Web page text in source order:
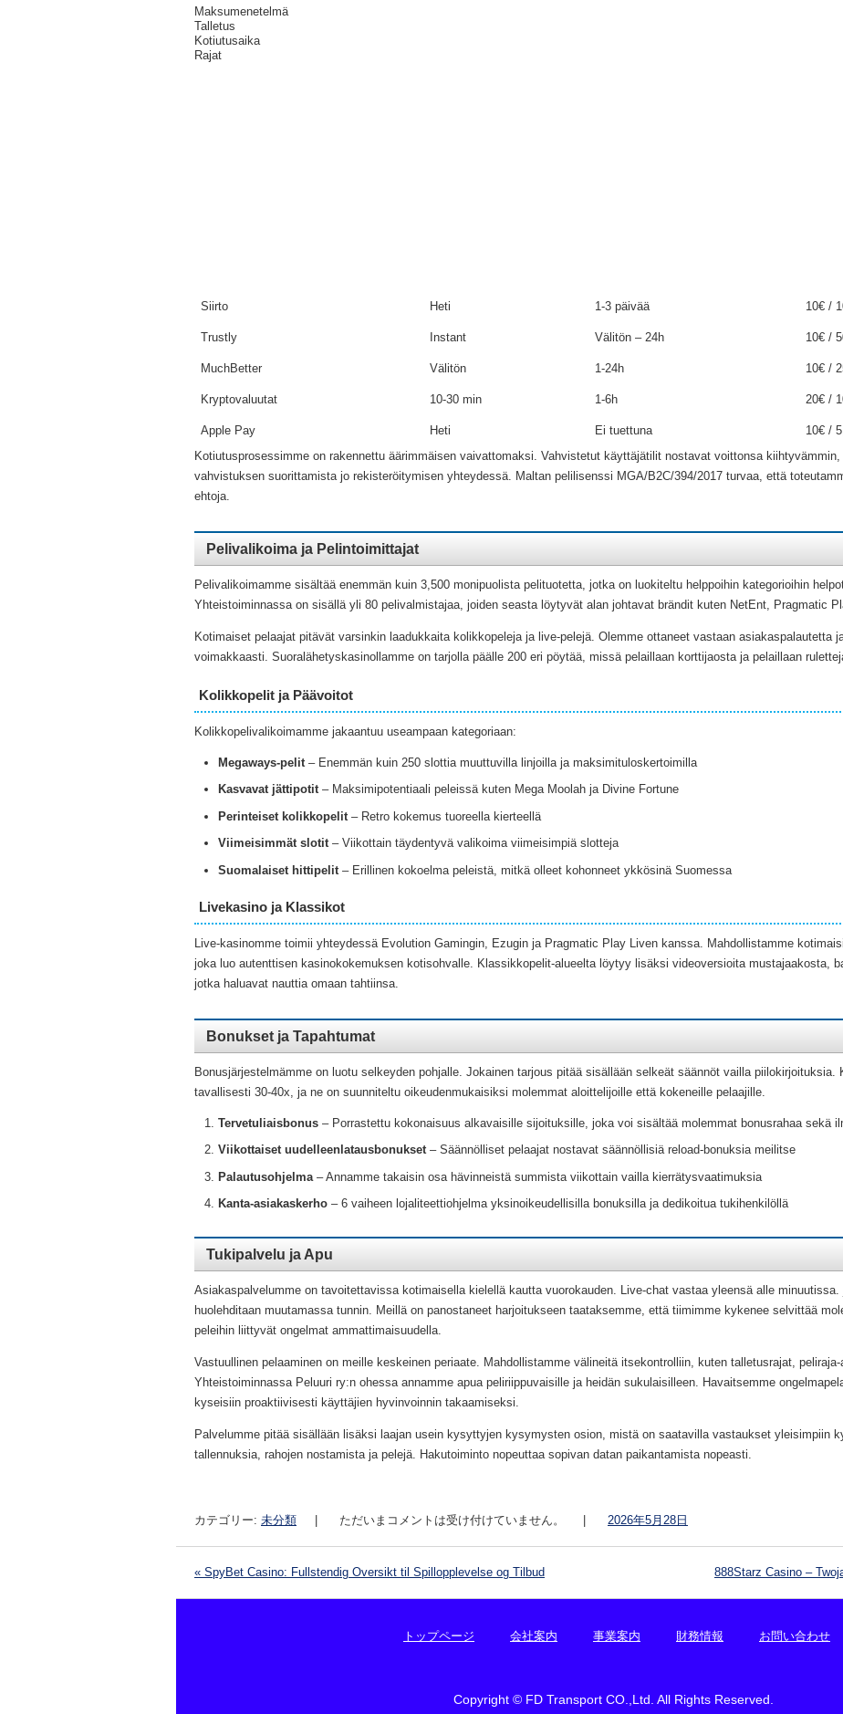
Maksumenetelmä
Talletus
Kotiutusaika
Rajat
Siirto Heti 1-3 päivää 10€ /
Trustly Instant Välitön – 24h 10€ /
MuchBetter Välitön 1-24h 10€ /
Kryptovaluutat 10-30 min 1-6h 20€ /
Apple Pay Heti Ei tuettuna
10€ /
Kotiutusprosessimme on rakennettu äärimmäisen vaivattomaksi. Vahvistetut käyttäjätilit nostavat voittonsa
vahvistuksen suorittamista jo rekisteröitymisen yhteydessä. Maltan pelilisenssi MGA/B2C/394/2017 turvaa, että
ehtoja.
Pelivalikoima ja Pelintoimittajat
Pelivalikoimamme sisältää enemmän kuin 3,500 monipuolista pelituotetta, jotka on luokiteltu helppoihin kategorioihin
Yhteistoiminnassa on sisällä yli 80 pelivalmistajaa, joiden seasta löytyvät alan johtavat brändit kuten NetEnt, Pragmatic
Kotimaiset pelaajat pitävät varsinkin laadukkaita kolikkopeleja ja live-pelejä. Olemme ottaneet vastaan asiakaspalautetta
voimakkaasti. Suoralähetyskasinollamme on tarjolla päälle 200 eri pöytää, missä pelaillaan korttijaosta ja pelaillaan
Kolikkopelit ja Päävoitot
Kolikkopelivalikoimamme jakaantuu useampaan kategoriaan:
Megaways-pelit – Enemmän kuin 250 slottia muuttuvilla linjoilla ja maksimituloskertoimilla
Kasvavat jättipotit– Maksimipotentiaali peleissä kuten Mega Moolah ja Divine Fortune
Perinteiset kolikkopelit – Retro kokemus tuoreella kierteellä
Viimeisimmät slotit– Viikottain täydentyvä valikoima viimeisimpiä slotteja
Suomalaiset hittipelit – Erillinen kokoelma peleistä, mitkä olleet kohonneet ykkösinä Suomessa
Livekasino ja Klassikot
Live-kasinomme toimii yhteydessä Evolution Gamingin, Ezugin ja Pragmatic Play Liven kanssa. Mahdollistamme
joka luo autenttisen kasinokokemuksen kotisohvalle. Klassikkopelit-alueelta löytyy lisäksi videoversioita mustajaakosta,
jotka haluavat nauttia omaan tahtiinsa.
Bonukset ja Tapahtumat
Bonusjärjestelmämme on luotu selkeyden pohjalle. Jokainen tarjous pitää sisällään selkeät säännöt vailla piilokirjoituksia.
tavallisesti 30-40x, ja ne on suunniteltu oikeudenmukaisiksi molemmat aloittelijoille että kokeneille pelaajille.
Tervetuliaisbonus – Porrastettu kokonaisuus alkavaisille sijoituksille, joka voi sisältää molemmat bonusrahaa sekä
Viikottaiset uudelleenlatausbonukset– Säännölliset pelaajat nostavat säännöllisiä reload-bonuksia meilitse
Palautusohjelma – Annamme takaisin osa hävinneistä summista viikottain vailla kierrätysvaatimuksia
Kanta-asiakaskerho – 6 vaiheen lojaliteettiohjelma yksinoikeudellisilla bonuksilla ja dedikoitua tukihenkilöllä
Tukipalvelu ja Apu
Asiakaspalvelumme on tavoitettavissa kotimaisella kielellä kautta vuorokauden. Live-chat vastaa yleensä alle
huolehditaan muutamassa tunnin. Meillä on panostaneet harjoitukseen taataksemme, että tiimimme kykenee selvittää
peleihin liittyvät ongelmat ammattimaisuudella.
Vastuullinen pelaaminen on meille keskeinen periaate. Mahdollistamme välineitä itsekontrolliin, kuten talletusrajat,
Yhteistoiminnassa Peluuri ry:n ohessa annamme apua peliriippuvaisille ja heidän sukulaisilleen. Havaitsemme
kyseisiin proaktiivisesti käyttäjien hyvinvoinnin takaamiseksi.
Palvelumme pitää sisällään lisäksi laajan usein kysyttyjen kysymysten osion, mistä on saatavilla vastaukset yleisimpiin
tallennuksia, rahojen nostamista ja pelejä. Hakutoiminto nopeuttaa sopivan datan paikantamista nopeasti.
カテゴリー: 未分類 ただいまコメントは受け付けていません。 2026年5月28日
« SpyBet Casino: Fullstendig Oversikt til Spillopplevelse og Tilbud 888Starz Casino –
トップページ 会社案内 事業案内 財務情報 お問い合わせ
Copyright © FD Transport CO.,Ltd. All Rights Reserved.